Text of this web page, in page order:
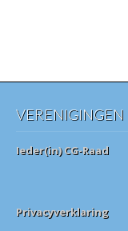
VERENIGINGEN
Ieder(in) CG-Raad
Privacyverklaring